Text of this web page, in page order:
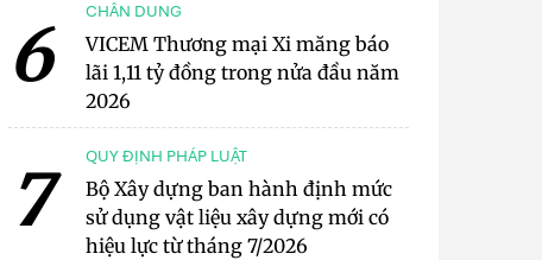
6 CHÂN DUNG
VICEM Thương mại Xi măng báo
lãi 1,11 tỷ đồng trong nửa đầu năm
2026
7 QUY ĐỊNH PHÁP LUẬT
Bộ Xây dựng ban hành định mức
sử dụng vật liệu xây dựng mới có
hiệu lực từ tháng 7/2026